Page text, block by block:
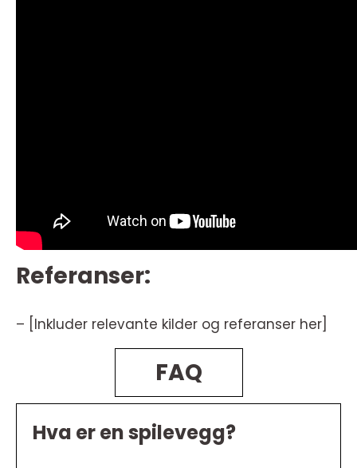
Referanser:
– [Inkluder relevante kilder og referanser her]
FAQ
Hva er en spilevegg?